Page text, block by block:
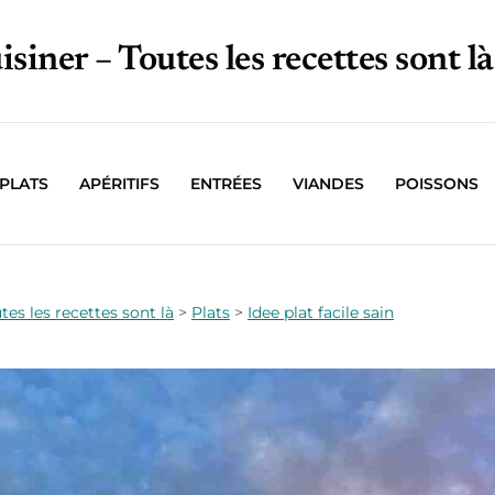
– Toutes les recettes sont là
PLATS APÉRITIFS ENTRÉES VIANDES POISSONS
les recettes sont là > Plats > Idee plat facile sain